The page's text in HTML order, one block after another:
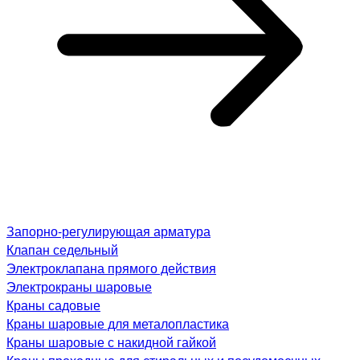
Запорно-регулирующая арматура
Клапан седельный
Электроклапана прямого действия
Электрокраны шаровые
Краны садовые
Краны шаровые для металопластика
Краны шаровые с накидной гайкой